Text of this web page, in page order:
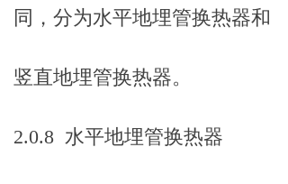
同，分为水平地埋管换热器和
竖直地埋管换热器。
2.0.8 水平地埋管换热器